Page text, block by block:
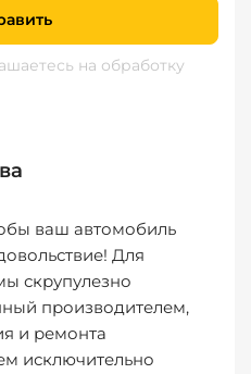
на обработку
ваш автомобиль
Для
скрупулезно
производителем,
и ремонта
исключительно